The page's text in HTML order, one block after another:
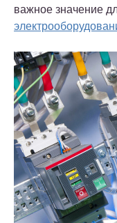
важное значение